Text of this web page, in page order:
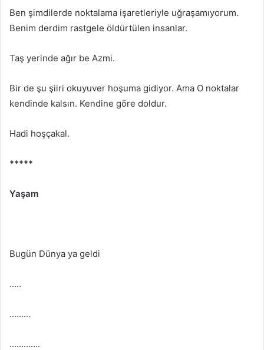
Ben şimdilerde noktalama işaretleriyle uğraşamıyorum.
Benim derdim rastgele öldürtülen insanlar.
Taş yerinde ağır be Azmi.
Bir de şu şiiri okuyuver hoşuma gidiyor. Ama O noktalar
kendinde kalsın. Kendine göre doldur.
Hadi hoşçakal.
*****
Yaşam
Bugün Dünya ya geldi
…..
………
………….